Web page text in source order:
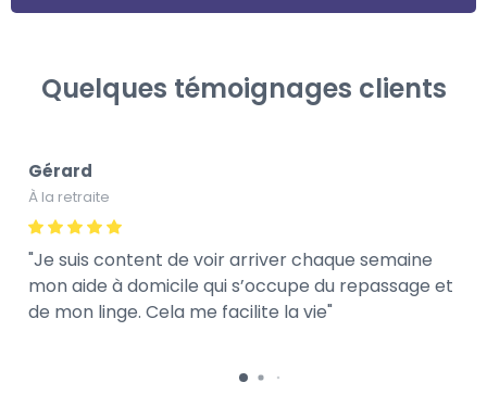
Quelques témoignages clients
Gérard
À la retraite
Je suis content de voir arriver chaque semaine
mon aide à domicile qui s’occupe du repassage et
de mon linge. Cela me facilite la vie